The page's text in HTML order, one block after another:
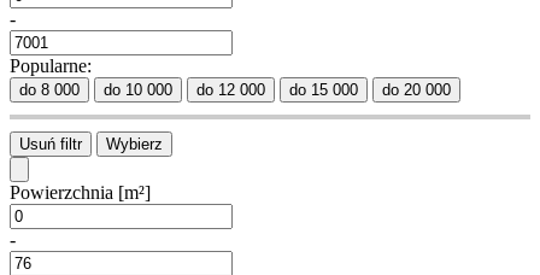
-
Popularne:
do 8 000 do 10 000 do 12 000 do 15 000 do 20 000
Usuń filtr Wybierz
Powierzchnia [m²]
-